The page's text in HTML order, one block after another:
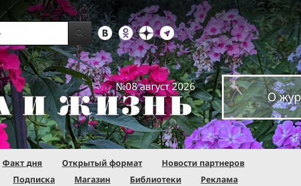
№08 август 2026
О
Факт дня Открытый формат
Новости партнеров
Подписка Магазин Библиотеки
Реклама